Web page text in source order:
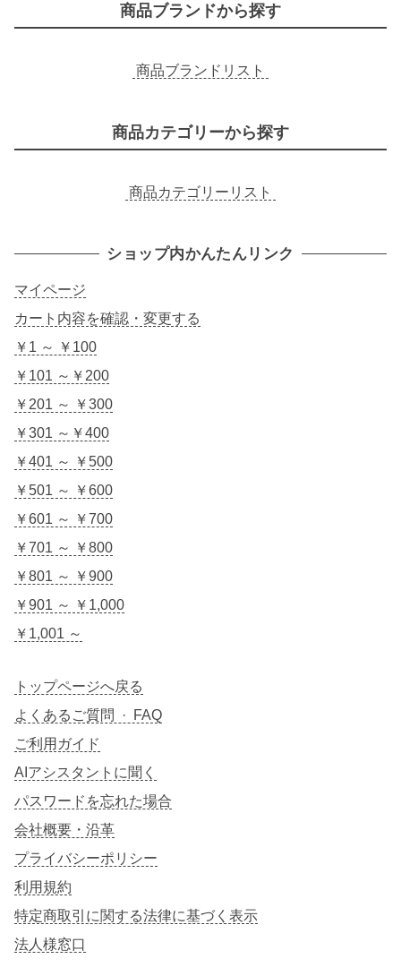
商品ブランドから探す
商品ブランドリスト
商品カテゴリーから探す
商品カテゴリーリスト
ショップ内かんたんリンク
マイページ
カート内容を確認・変更する
￥1 ～ ￥100
￥101 ～￥200
￥201 ～ ￥300
￥301 ～￥400
￥401 ～ ￥500
￥501 ～ ￥600
￥601 ～ ￥700
￥701 ～ ￥800
￥801 ～ ￥900
￥901 ～ ￥1,000
￥1,001 ～
トップページへ戻る
よくあるご質問 · FAQ
ご利用ガイド
AIアシスタントに聞く
パスワードを忘れた場合
会社概要・沿革
プライバシーポリシー
利用規約
特定商取引に関する法律に基づく表示
法人様窓口